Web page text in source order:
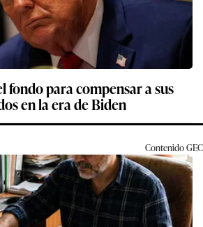
fondo para compensar a sus
en la era de Biden
ContenidoGEC